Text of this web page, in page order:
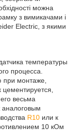
можна
з вимикачами і
Electric, з якими
температуры
процесса.
при монтаже,
весьма
аналоговым
R10 или к
10 кОм